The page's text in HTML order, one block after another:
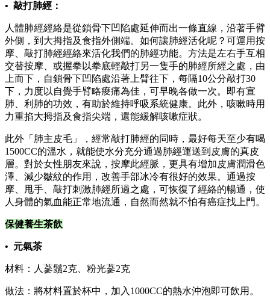
• 敲打肺經：
人體肺經經絡是從鎖骨下凹陷處延伸而出一條直線，沿著手臂
外側，到大拇指及食指外側端。如何讓肺經活化呢？可運用按
摩、敲打肺經經絡來活化我們的肺經功能。方法是左右手互相
交替按摩、或握拳以拳底輕敲打另一隻手的肺經所經之處，由
上而下，自鎖骨下凹陷處沿著上臂往下，每隔10公分敲打30
下，力度以自覺手臂略痠痛為佳，可早晚各做一次。即有宣
肺、利肺的功效，有助於維持呼吸系統健康。此外，咳嗽時用
力重掐大拇指及食指尖端，還能緩解咳嗽症狀。
此外「肺主皮毛」，經常敲打肺經的同時，最好每天至少有喝
1500CC的溫水，就能使水分充分通過肺經運送到皮膚的真皮
層。對於女性朋友來說，按摩此經脈，更具有增加皮膚潤滑色
澤、減少皺紋的作用，改善手部冰冷有很好的效果。通過按
摩、甩手、敲打刺激肺經所過之處，可恢復了經絡的暢通，使
人身體的氣血能正常地流通，自然而然就不怕有癌症找上門。
保健養生茶飲
• 元氣茶
材料：人蔘鬚2克、粉光蔘2克
做法：將材料置於杯中，加入1000CC的熱水沖泡即可飲用。